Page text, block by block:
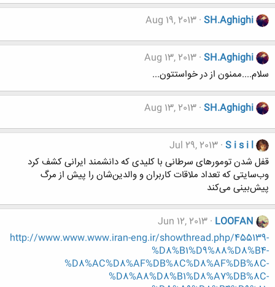
SH.Aghighi
Aug 19, 2013
SH.Aghighi
Aug 13, 2013
سلام....ممنون از در خواستتون...
SH.Aghighi
Aug 13, 2013
S i s i l
Jul 29, 2013
قفل شدن تومورهای سرطانی با کلیدی که دانشمند ایرانی کشف کرد
وب‌سایتی که تعداد ملاقات کاربران و والدین‌شان را پیش از مرگ
پیش‌بینی می‌کند
LOOFAN
Jun 12, 2013
http://www.www.www.iran-eng.ir/showthread.php/455139-
%D8%B1%D9%88%D8%B4-
%D8%AC%D8%AF%DB%8C%D8%AF%DB%8C-
%D8%A8%D8%B1%D8%A7%DB%8C-